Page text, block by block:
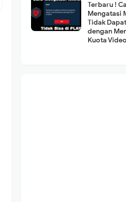
Terbaru !
Mengatasi
Tidak
dengan
Kuota